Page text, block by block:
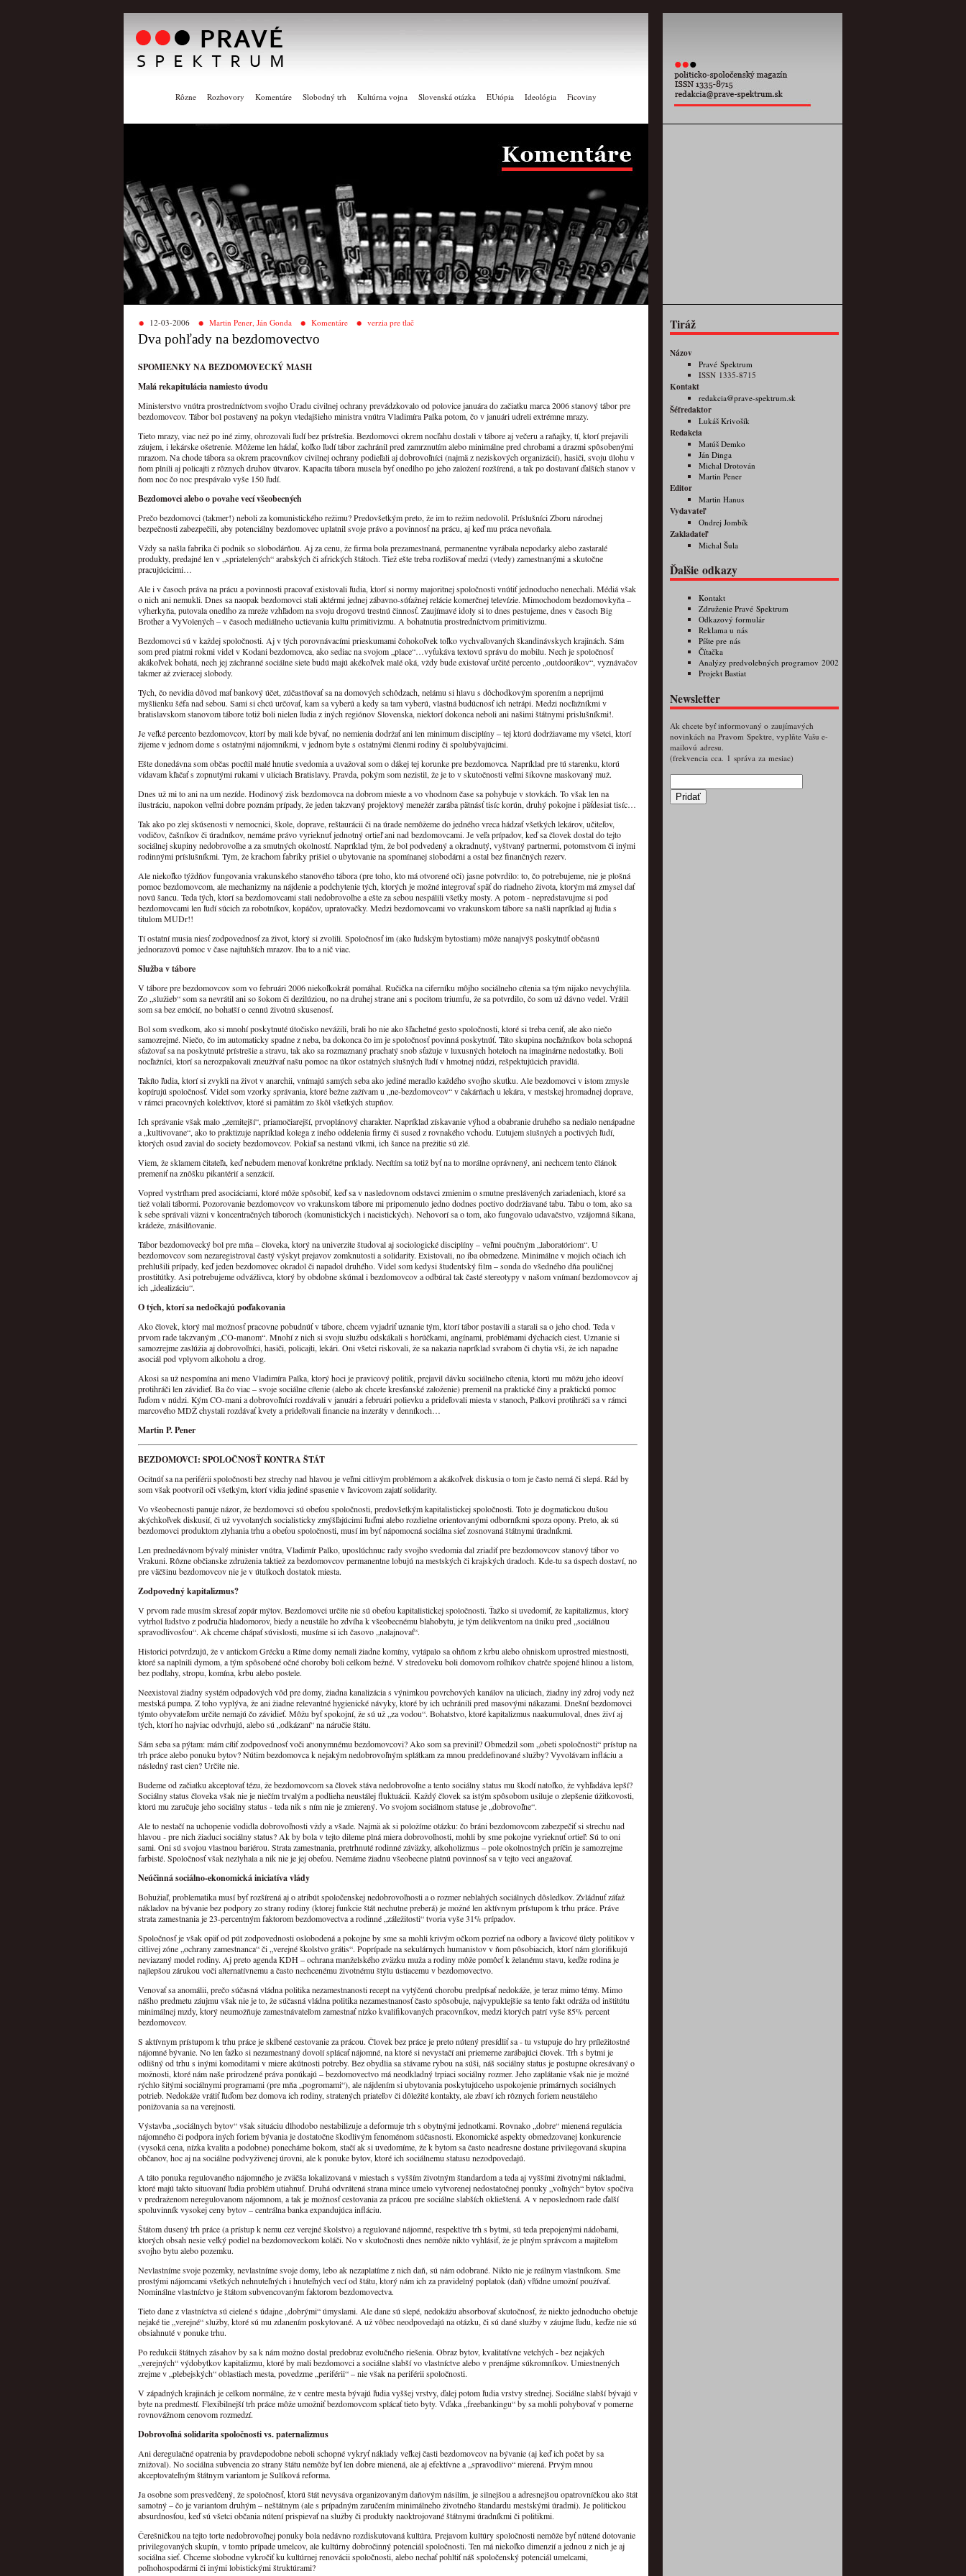
Rôzne Rozhovory Komentáre Slobodný trh Kultúrna vojna Slovenská otázka EUtópia Ideológia Ficoviny
12-03-2006 Martin Pener, Ján Gonda Komentáre verzia pre tlač
Dva pohľady na bezdomovectvo
SPOMIENKY NA BEZDOMOVECKÝ MASH
Malá rekapitulácia namiesto úvodu
Ministerstvo vnútra prostredníctvom svojho Úradu civilnej ochrany prevádzkovalo od polovice januára do začiatku marca 2006 stanový tábor pre
bezdomovcov. Tábor bol postavený na pokyn vtedajšieho ministra vnútra Vladimíra Palka potom, čo v januári udreli extrémne mrazy.
Tieto mrazy, viac než po iné zimy, ohrozovali ľudí bez prístrešia. Bezdomovci okrem nocľahu dostali v tábore aj večeru a raňajky, tí, ktorí prejavili
záujem, i lekárske ošetrenie. Môžeme len hádať, koľko ľudí tábor zachránil pred zamrznutím alebo minimálne pred chrobami a úrazmi spôsobenými
mrazom. Na chode tábora sa okrem pracovníkov civilnej ochrany podieľali aj dobrovoľníci (najmä z neziskových organizácií), hasiči, svoju úlohu v
ňom plnili aj policajti z rôznych druhov útvarov. Kapacíta tábora musela byť onedlho po jeho založení rozšírená, a tak po dostavaní ďalších stanov v
ňom noc čo noc prespávalo vyše 150 ľudí.
Bezdomovci alebo o povahe vecí všeobecných
Prečo bezdomovci (takmer!) neboli za komunistického režimu? Predovšetkým preto, že im to režim nedovolil. Príslušníci Zboru národnej
bezpečnosti zabezpečili, aby potenciálny bezdomovec uplatnil svoje právo a povinnosť na prácu, aj keď mu práca nevoňala.
Vždy sa našla fabrika či podnik so slobodárňou. Aj za cenu, že firma bola prezamestnaná, permanentne vyrábala nepodarky alebo zastaralé
produkty, predajné len v „spriatelených“ arabských či afrických štátoch. Tiež ešte treba rozlišovať medzi (vtedy) zamestnanými a skutočne
pracujúcicimi…
Ale i v časoch práva na prácu a povinnosti pracovať existovali ľudia, ktorí si normy majoritnej spoločnosti vnútiť jednoducho nenechali. Médiá však
o nich ani nemukli. Dnes sa naopak bezdomovci stali aktérmi jednej zábavno-súťažnej relácie komerčnej televízie. Mimochodom bezdomovkyňa –
výherkyňa, putovala onedlho za mreže vzhľadom na svoju drogovú trestnú činnosť. Zaujímavé idoly si to dnes pestujeme, dnes v časoch Big
Brother a VyVolených – v časoch mediálneho uctievania kultu primitivizmu. A bohatnutia prostredníctvom primitivizmu.
Bezdomovci sú v každej spoločnosti. Aj v tých porovnávacími prieskumami čohokoľvek toľko vychvaľovaných škandinávskych krajinách. Sám
som pred piatmi rokmi videl v Kodani bezdomovca, ako sediac na svojom „place“…vyťukáva textovú správu do mobilu. Nech je spoločnosť
akákoľvek bohatá, nech jej záchranné sociálne siete budú majú akékoľvek malé oká, vždy bude existovať určité percento „outdoorákov“, vyznávačov
takmer až zvieracej slobody.
Tých, čo nevidia dôvod mať bankový účet, zúčastňovať sa na domových schôdzach, nelámu si hlavu s dôchodkovým sporením a neprijmú
myšlienku šéfa nad sebou. Sami si chcú určovať, kam sa vyberú a kedy sa tam vyberú, vlastná budúcnosť ich netrápi. Medzi nocľažníkmi v
bratislavskom stanovom tábore totiž boli nielen ľudia z iných regiónov Slovenska, niektorí dokonca neboli ani našimi štátnymi prislušníkmi!.
Je veľké percento bezdomovcov, ktorí by mali kde bývať, no nemienia dodržať ani len minimum disciplíny – tej ktorú dodržiavame my všetci, ktorí
žijeme v jednom dome s ostatnými nájomníkmi, v jednom byte s ostatnými členmi rodiny či spolubývajúcimi.
Ešte donedávna som občas pocítil malé hnutie svedomia a uvažoval som o dákej tej korunke pre bezdomovca. Napríklad pre tú starenku, ktorú
vídavam kľačať s zopnutými rukami v uliciach Bratislavy. Pravda, pokým som nezistil, že je to v skutočnosti veľmi šikovne maskovaný muž.
Dnes už mi to ani na um nezíde. Hodinový zisk bezdomovca na dobrom mieste a vo vhodnom čase sa pohybuje v stovkách. To však len na
ilustráciu, napokon veľmi dobre poznám prípady, že jeden takzvaný projektový menežér zarába pätnásť tisíc korún, druhý pokojne i päťdesiat tisíc…
Tak ako po zlej skúsenosti v nemocnici, škole, doprave, reštaurácii či na úrade nemôžeme do jedného vreca hádzať všetkých lekárov, učiteľov,
vodičov, čašníkov či úradníkov, nemáme právo vyrieknuť jednotný ortieľ ani nad bezdomovcami. Je veľa prípadov, keď sa človek dostal do tejto
sociálnej skupiny nedobrovoľne a za smutných okolností. Napríklad tým, že bol podvedený a okradnutý, vyštvaný partnermi, potomstvom či inými
rodinnými príslušníkmi. Tým, že krachom fabriky prišiel o ubytovanie na spomínanej slobodárni a ostal bez finančných rezerv.
Ale niekoľko týždňov fungovania vrakunského stanového tábora (pre toho, kto má otvorené oči) jasne potvrdilo: to, čo potrebujeme, nie je plošná
pomoc bezdomovcom, ale mechanizmy na nájdenie a podchytenie tých, ktorých je možné integrovať späť do riadneho života, ktorým má zmysel dať
novú šancu. Teda tých, ktorí sa bezdomovcami stali nedobrovoľne a ešte za sebou nespálili všetky mosty. A potom - nepredstavujme si pod
bezdomovcami len ľudí súcich za robotníkov, kopáčov, upratovačky. Medzi bezdomovcami vo vrakunskom tábore sa našli napríklad aj ľudia s
titulom MUDr!!
Tí ostatní musia niesť zodpovednosť za život, ktorý si zvolili. Spoločnosť im (ako ľudským bytostiam) môže nanajvýš poskytnúť občasnú
jednorazovú pomoc v čase najtuhších mrazov. Iba to a nič viac.
Služba v tábore
V tábore pre bezdomovcov som vo februári 2006 niekoľkokrát pomáhal. Ručička na ciferníku môjho sociálneho cítenia sa tým nijako nevychýlila.
Zo „služieb“ som sa nevrátil ani so šokom či dezilúziou, no na druhej strane ani s pocitom triumfu, že sa potvrdilo, čo som už dávno vedel. Vrátil
som sa bez emócií, no bohatší o cennú životnú skusenosť.
Bol som svedkom, ako si mnohí poskytnuté útočisko nevážili, brali ho nie ako šľachetné gesto spoločnosti, ktoré si treba ceniť, ale ako niečo
samozrejmé. Niečo, čo im automaticky spadne z neba, ba dokonca čo im je spoločnosť povinná poskytnúť. Táto skupina nocľažníkov bola schopná
sťažovať sa na poskytnuté prístrešie a stravu, tak ako sa rozmaznaný prachatý snob sťažuje v luxusných hoteloch na imaginárne nedostatky. Boli
nocľažníci, ktorí sa nerozpakovali zneužívať našu pomoc na úkor ostatných slušných ľudí v hmotnej núdzi, rešpektujúcich pravidlá.
Takíto ľudia, ktorí si zvykli na život v anarchii, vnímajú samých seba ako jediné meradlo každého svojho skutku. Ale bezdomovci v istom zmysle
kopírujú spoločnosť. Videl som vzorky správania, ktoré bežne zažívam u „ne-bezdomovcov“ v čakárňach u lekára, v mestskej hromadnej doprave,
v rámci pracovných kolektívov, ktoré si pamätám zo škôl všetkých stupňov.
Ich správanie však malo „zemitejší“, priamočiarejší, prvoplánový charakter. Napríklad získavanie výhod a obabranie druhého sa nedialo nenápadne
a „kultivovane“, ako to praktizuje napríklad kolega z iného oddelenia firmy či sused z rovnakého vchodu. Ľutujem slušných a poctivých ľudí,
ktorých osud zavial do society bezdomovcov. Pokiaľ sa nestanú vlkmi, ich šance na prežitie sú zlé.
Viem, že sklamem čitateľa, keď nebudem menovať konkrétne príklady. Necítím sa totiž byť na to morálne oprávnený, ani nechcem tento článok
premeniť na znôšku pikantérií a senzácií.
Vopred vystríham pred asociáciami, ktoré môže spôsobiť, keď sa v nasledovnom odstavci zmienim o smutne preslávených zariadeniach, ktoré sa
tiež volali tábormi. Pozorovanie bezdomovcov vo vrakunskom tábore mi pripomenulo jedno dodnes poctivo dodržiavané tabu. Tabu o tom, ako sa
k sebe správali väzni v koncentračných táboroch (komunistických i nacistických). Nehovorí sa o tom, ako fungovalo udavačstvo, vzájomná šikana,
krádeže, znásilňovanie.
Tábor bezdomovecký bol pre mňa – človeka, ktorý na univerzite študoval aj sociologické disciplíny – veľmi poučným „laboratóriom“. U
bezdomovcov som nezaregistroval častý výskyt prejavov zomknutosti a solidarity. Existovali, no iba obmedzene. Minimálne v mojich očiach ich
prehlušili prípady, keď jeden bezdomovec okradol či napadol druhého. Videl som kedysi študentský film – sonda do všedného dňa pouličnej
prostitútky. Asi potrebujeme odvážlivca, ktorý by obdobne skúmal i bezdomovcov a odbúral tak časté stereotypy v našom vnímaní bezdomovcov aj
ich „idealizáciu“.
O tých, ktorí sa nedočkajú poďakovania
Ako človek, ktorý mal možnosť pracovne pobudnúť v tábore, chcem vyjadriť uznanie tým, ktorí tábor postavili a starali sa o jeho chod. Teda v
prvom rade takzvaným „CO-manom“. Mnohí z nich si svoju službu odskákali s horúčkami, angínami, problémami dýchacích ciest. Uznanie si
samozrejme zaslúžia aj dobrovoľníci, hasiči, policajti, lekári. Oni všetci riskovali, že sa nakazia napríklad svrabom či chytia vši, že ich napadne
asociál pod vplyvom alkoholu a drog.
Akosi sa už nespomína ani meno Vladimíra Palka, ktorý hoci je pravicový politik, prejavil dávku sociálneho cítenia, ktorú mu môžu jeho ideoví
protihráči len závidieť. Ba čo viac – svoje sociálne cítenie (alebo ak chcete kresťanské založenie) premenil na praktické činy a praktickú pomoc
ľuďom v núdzi. Kým CO-mani a dobrovoľníci rozdávali v januári a februári polievku a prideľovali miesta v stanoch, Palkovi protihráči sa v rámci
marcového MDŽ chystali rozdávať kvety a prideľovali financie na inzeráty v denníkoch…
Martin P. Pener
BEZDOMOVCI: SPOLOČNOSŤ KONTRA ŠTÁT
Ocitnúť sa na periférii spoločnosti bez strechy nad hlavou je veľmi citlivým problémom a akákoľvek diskusia o tom je často nemá či slepá. Rád by
som však pootvoril oči všetkým, ktorí vidia jediné spasenie v ľavicovom zajatí solidarity.
Vo všeobecnosti panuje názor, že bezdomovci sú obeťou spoločnosti, predovšetkým kapitalistickej spoločnosti. Toto je dogmatickou dušou
akýchkoľvek diskusií, či už vyvolaných socialisticky zmýšľajúcimi ľuďmi alebo rozdielne orientovanými odborníkmi spoza opony. Preto, ak sú
bezdomovci produktom zlyhania trhu a obeťou spoločnosti, musí im byť nápomocná sociálna sieť zosnovaná štátnymi úradníkmi.
Len prednedávnom bývalý minister vnútra, Vladimír Palko, uposlúchnuc rady svojho svedomia dal zriadiť pre bezdomovcov stanový tábor vo
Vrakuni. Rôzne občianske združenia taktiež za bezdomovcov permanentne lobujú na mestských či krajských úradoch. Kde-tu sa úspech dostaví, no
pre väčšinu bezdomovcov nie je v útulkoch dostatok miesta.
Zodpovedný kapitalizmus?
V prvom rade musím skresať zopár mýtov. Bezdomovci určite nie sú obeťou kapitalistickej spoločnosti. Ťažko si uvedomiť, že kapitalizmus, ktorý
vytrhol ľudstvo z područia hladomorov, biedy a neustále ho zdvíha k všeobecnému blahobytu, je tým delikventom na úniku pred „sociálnou
spravodlivosťou“. Ak chceme chápať súvislosti, musíme si ich časovo „nalajnovať“.
Historici potvrdzujú, že v antickom Grécku a Ríme domy nemali žiadne komíny, vytápalo sa ohňom z krbu alebo ohniskom uprostred miestnosti,
ktoré sa naplnili dymom, a tým spôsobené očné choroby boli celkom bežné. V stredoveku boli domovom roľníkov chatrče spojené hlinou a listom,
bez podlahy, stropu, komína, krbu alebo postele.
Neexistoval žiadny systém odpadových vôd pre domy, žiadna kanalizácia s výnimkou povrchových kanálov na uliciach, žiadny iný zdroj vody než
mestská pumpa. Z toho vyplýva, že ani žiadne relevantné hygienické návyky, ktoré by ich uchránili pred masovými nákazami. Dnešní bezdomovci
týmto obyvateľom určite nemajú čo závidieť. Môžu byť spokojní, že sú už „za vodou“. Bohatstvo, ktoré kapitalizmus naakumuloval, dnes živí aj
tých, ktorí ho najviac odvrhujú, alebo sú „odkázaní“ na náručie štátu.
Sám seba sa pýtam: mám cítiť zodpovednosť voči anonymnému bezdomovcovi? Ako som sa previnil? Obmedzil som „obeti spoločnosti“ prístup na
trh práce alebo ponuku bytov? Nútim bezdomovca k nejakým nedobrovoľným splátkam za mnou preddefinované služby? Vyvolávam infláciu a
následný rast cien? Určite nie.
Budeme od začiatku akceptovať tézu, že bezdomovcom sa človek stáva nedobrovoľne a tento sociálny status mu škodí natoľko, že vyhľadáva lepší?
Sociálny status človeka však nie je niečím trvalým a podlieha neustálej fluktuácii. Každý človek sa istým spôsobom usiluje o zlepšenie úžitkovosti,
ktorú mu zaručuje jeho sociálny status - teda nik s ním nie je zmierený. Vo svojom sociálnom statuse je „dobrovoľne“.
Ale to nestačí na uchopenie vodidla dobrovoľnosti vždy a všade. Najmä ak si položíme otázku: čo bráni bezdomovcom zabezpečiť si strechu nad
hlavou - pre nich žiaduci sociálny status? Ak by bola v tejto dileme plná miera dobrovoľnosti, mohli by sme pokojne vyrieknuť ortieľ: Sú to oni
sami. Oni sú svojou vlastnou bariérou. Strata zamestnania, pretrhnuté rodinné záväzky, alkoholizmus – pole okolnostných príčin je samozrejme
farbisté. Spoločnosť však nezlyhala a nik nie je jej obeťou. Nemáme žiadnu všeobecne platnú povinnosť sa v tejto veci angažovať.
Neúčinná sociálno-ekonomická iniciatíva vlády
Bohužiaľ, problematika musí byť rozšírená aj o atribút spoločenskej nedobrovoľnosti a o rozmer neblahých sociálnych dôsledkov. Zvládnuť záťaž
nákladov na bývanie bez podpory zo strany rodiny (ktorej funkcie štát nechutne preberá) je možné len aktívnym prístupom k trhu práce. Práve
strata zamestnania je 23-percentným faktorom bezdomovectva a rodinné „záležitosti“ tvoria vyše 31% prípadov.
Spoločnosť je však opäť od pút zodpovednosti oslobodená a pokojne by sme sa mohli krivým očkom pozrieť na odbory a ľavicové úlety politikov v
citlivej zóne „ochrany zamestnanca“ či „verejné školstvo grátis“. Poprípade na sekulárnych humanistov v ňom pôsobiacich, ktorí nám glorifikujú
neviazaný model rodiny. Aj preto agenda KDH – ochrana manželského zväzku muža a rodiny môže pomôcť k želanému stavu, keďže rodina je
najlepšou zárukou voči alternatívnemu a často nechcenému životnému štýlu ústiacemu v bezdomovectvo.
Venovať sa anomálii, prečo súčasná vládna politika nezamestnanosti recept na vytýčenú chorobu predpísať nedokáže, je teraz mimo témy. Mimo
nášho predmetu záujmu však nie je to, že súčasná vládna politika nezamestnanosť často spôsobuje, najvypuklejšie sa tento fakt odráža od inštitútu
minimálnej mzdy, ktorý neumožňuje zamestnávateľom zamestnať nízko kvalifikovaných pracovníkov, medzi ktorých patrí vyše 85% percent
bezdomovcov.
S aktívnym prístupom k trhu práce je skĺbené cestovanie za prácou. Človek bez práce je preto nútený presídliť sa - tu vstupuje do hry príležitostné
nájomné bývanie. No len ťažko si nezamestnaný dovolí splácať nájomné, na ktoré si nevystačí ani priemerne zarábajúci človek. Trh s bytmi je
odlišný od trhu s inými komoditami v miere akútnosti potreby. Bez obydlia sa stávame rybou na súši, náš sociálny status je postupne okresávaný o
možnosti, ktoré nám naše prirodzené práva ponúkajú – bezdomovectvo má neodkladný trpiaci sociálny rozmer. Jeho zaplátanie však nie je možné
rýchlo šitými sociálnymi programami (pre mňa „pogromami“), ale nájdením si ubytovania poskytujúceho uspokojenie primárnych sociálnych
potrieb. Nedokáže vrátiť ľuďom bez domova ich rodiny, stratených priateľov či dôležité kontakty, ale zbaví ich rôznych foriem neustáleho
ponižovania sa na verejnosti.
Výstavba „sociálnych bytov“ však situáciu dlhodobo nestabilizuje a deformuje trh s obytnými jednotkami. Rovnako „dobre“ mienená regulácia
nájomného či podpora iných foriem bývania je dostatočne škodlivým fenoménom súčasnosti. Ekonomické aspekty obmedzovanej konkurencie
(vysoká cena, nízka kvalita a podobne) ponecháme bokom, stačí ak si uvedomíme, že k bytom sa často neadresne dostane privilegovaná skupina
občanov, hoc aj na sociálne podvyživenej úrovni, ale k ponuke bytov, ktoré ich sociálnemu statusu nezodpovedajú.
A táto ponuka regulovaného nájomného je zväčša lokalizovaná v miestach s vyšším životným štandardom a teda aj vyššími životnými nákladmi,
ktoré majú takto situovaní ľudia problém utiahnuť. Druhá odvrátená strana mince umelo vytvorenej nedostatočnej ponuky „voľných“ bytov spočíva
v predraženom neregulovanom nájomnom, a tak je možnosť cestovania za prácou pre sociálne slabších oklieštená. A v neposlednom rade ďalší
spoluvinník vysokej ceny bytov – centrálna banka expandujúca infláciu.
Štátom dusený trh práce (a prístup k nemu cez verejné školstvo) a regulované nájomné, respektíve trh s bytmi, sú teda prepojenými nádobami,
ktorých obsah nesie veľký podiel na bezdomoveckom koláči. No v skutočnosti dnes nemôže nikto vyhlásiť, že je plným správcom a majiteľom
svojho bytu alebo pozemku.
Nevlastníme svoje pozemky, nevlastníme svoje domy, lebo ak nezaplatíme z nich daň, sú nám odobrané. Nikto nie je reálnym vlastníkom. Sme
prostými nájomcami všetkých nehnuteľných i hnuteľných vecí od štátu, ktorý nám ich za pravidelný poplatok (daň) vľúdne umožní používať.
Nominálne vlastníctvo je štátom subvencovaným faktorom bezdomovectva.
Tieto dane z vlastníctva sú cielené s údajne „dobrými“ úmyslami. Ale dane sú slepé, nedokážu absorbovať skutočnosť, že niekto jednoducho obetuje
nejaké tie „verejné“ služby, ktoré sú mu zdanením poskytované. A už vôbec neodpovedajú na otázku, či sú dané služby v záujme ľudu, keďže nie sú
obsiahnuté v ponuke trhu.
Po redukcii štátnych zásahov by sa k nám možno dostal predobraz evolučného riešenia. Obraz bytov, kvalitatívne vetchých - bez nejakých
„verejných“ výdobytkov kapitalizmu, ktoré by mali bezdomovci a sociálne slabší vo vlastníctve alebo v prenájme súkromníkov. Umiestnených
zrejme v „plebejských“ oblastiach mesta, povedzme „periférii“ – nie však na periférii spoločnosti.
V západných krajinách je celkom normálne, že v centre mesta bývajú ľudia vyššej vrstvy, ďalej potom ľudia vrstvy strednej. Sociálne slabší bývajú v
byte na predmestí. Flexibilnejší trh práce môže umožniť bezdomovcom splácať tieto byty. Vďaka „freebankingu“ by sa mohli pohybovať v pomerne
rovnovážnom cenovom rozmedzí.
Dobrovoľná solidarita spoločnosti vs. paternalizmus
Ani deregulačné opatrenia by pravdepodobne neboli schopné vykryť náklady veľkej časti bezdomovcov na bývanie (aj keď ich počet by sa
znižoval). No sociálna subvencia zo strany štátu nemôže byť len dobre mienená, ale aj efektívne a „spravodlivo“ mierená. Prvým mnou
akceptovateľným štátnym variantom je Sulíková reforma.
Ja osobne som presvedčený, že spoločnosť, ktorú štát nevysáva organizovaným daňovým násilím, je silnejšou a adresnejšou opatrovníčkou ako štát
samotný – čo je variantom druhým – neštátnym (ale s prípadným zaručením minimálneho životného štandardu mestskými úradmi). Je politickou
absurdnosťou, keď sú všetci občania nútení prispievať na služby či produkty naoktrojované štátnymi úradníkmi či politikmi.
Čerešničkou na tejto torte nedobrovoľnej ponuky bola nedávno rozdiskutovaná kultúra. Prejavom kultúry spoločnosti nemôže byť nútené dotovanie
privilegovaných skupín, v tomto prípade umelcov, ale kultúrny dobročinný potenciál spoločnosti. Ten má niekoľko dimenzií a jednou z nich je aj
sociálna sieť. Chceme slobodne vykročiť ku kultúrnej renovácii spoločnosti, alebo nechať pohltiť náš spoločenský potenciál umelcami,
poľnohospodármi či inými lobistickými štruktúrami?
Tiráž
Názov
Pravé Spektrum
ISSN 1335-8715
Kontakt
redakcia@prave-spektrum.sk
Šéfredaktor
Lukáš Krivošík
Redakcia
Matúš Demko
Ján Dinga
Michal Drotován
Martin Pener
Editor
Martin Hanus
Vydavateľ
Ondrej Jombík
Zakladateľ
Michal Šula
Ďalšie odkazy
Kontakt
Združenie Pravé Spektrum
Odkazový formulár
Reklama u nás
Píšte pre nás
Čítačka
Analýzy predvolebných programov 2002
Projekt Bastiat
Newsletter
Ak chcete byť informovaný o zaujímavých
novinkách na Pravom Spektre, vyplňte Vašu e-
mailovú adresu.
(frekvencia cca. 1 správa za mesiac)